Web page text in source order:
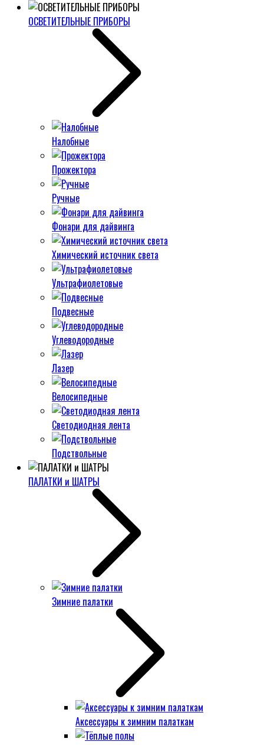
ОСВЕТИТЕЛЬНЫЕ ПРИБОРЫ
Налобные
Прожектора
Ручные
Фонари для дайвинга
Химический источник света
Ультрафиолетовые
Подвесные
Углеводородные
Лазер
Велосипедные
Светодиодная лента
Подствольные
ПАЛАТКИ и ШАТРЫ
Зимние палатки
Аксессуары к зимним палаткам